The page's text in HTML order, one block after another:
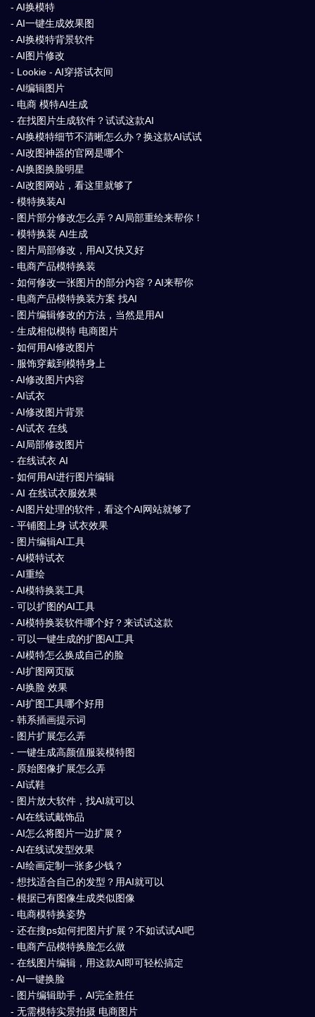
- AI换模特
- AI一键生成效果图
- AI换模特背景软件
- AI图片修改
- Lookie - AI穿搭试衣间
- AI编辑图片
- 电商 模特AI生成
- 在找图片生成软件？试试这款AI
- AI换模特细节不清晰怎么办？换这款AI试试
- AI改图神器的官网是哪个
- AI换图换脸明星
- AI改图网站，看这里就够了
- 模特换装AI
- 图片部分修改怎么弄？AI局部重绘来帮你！
- 模特换装 AI生成
- 图片局部修改，用AI又快又好
- 电商产品模特换装
- 如何修改一张图片的部分内容？AI来帮你
- 电商产品模特换装方案 找AI
- 图片编辑修改的方法，当然是用AI
- 生成相似模特 电商图片
- 如何用AI修改图片
- 服饰穿戴到模特身上
- AI修改图片内容
- AI试衣
- AI修改图片背景
- AI试衣 在线
- AI局部修改图片
- 在线试衣 AI
- 如何用AI进行图片编辑
- AI 在线试衣服效果
- AI图片处理的软件，看这个AI网站就够了
- 平铺图上身 试衣效果
- 图片编辑AI工具
- AI模特试衣
- AI重绘
- AI模特换装工具
- 可以扩图的AI工具
- AI模特换装软件哪个好？来试试这款
- 可以一键生成的扩图AI工具
- AI模特怎么换成自己的脸
- AI扩图网页版
- AI换脸 效果
- AI扩图工具哪个好用
- 韩系插画提示词
- 图片扩展怎么弄
- 一键生成高颜值服装模特图
- 原始图像扩展怎么弄
- AI试鞋
- 图片放大软件，找AI就可以
- AI在线试戴饰品
- AI怎么将图片一边扩展？
- AI在线试发型效果
- AI绘画定制一张多少钱？
- 想找适合自己的发型？用AI就可以
- 根据已有图像生成类似图像
- 电商模特换姿势
- 还在搜ps如何把图片扩展？不如试试AI吧
- 电商产品模特换脸怎么做
- 在线图片编辑，用这款AI即可轻松搞定
- AI一键换脸
- 图片编辑助手，AI完全胜任
- 无需模特实景拍摄 电商图片